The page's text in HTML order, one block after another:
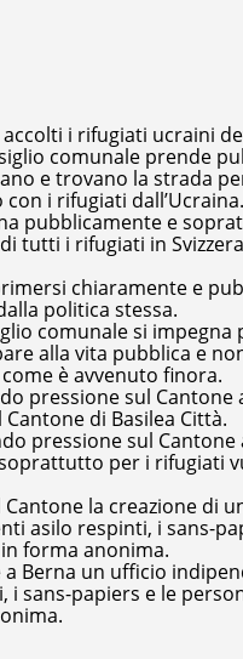
i rifugiati ucraini
comunale prende
e trovano la strada
i rifugiati dall’Ucraina.
pubblicamente e
tutti i rifugiati in
chiaramente e
politica stessa.
comunale si
alla vita pubblica e
è avvenuto finora.
pressione sul Cantone
di Basilea Città.
pressione sul
per i rifugiati
la creazione di
asilo respinti, i sans-
forma anonima.
Berna un ufficio
i sans-papiers e le